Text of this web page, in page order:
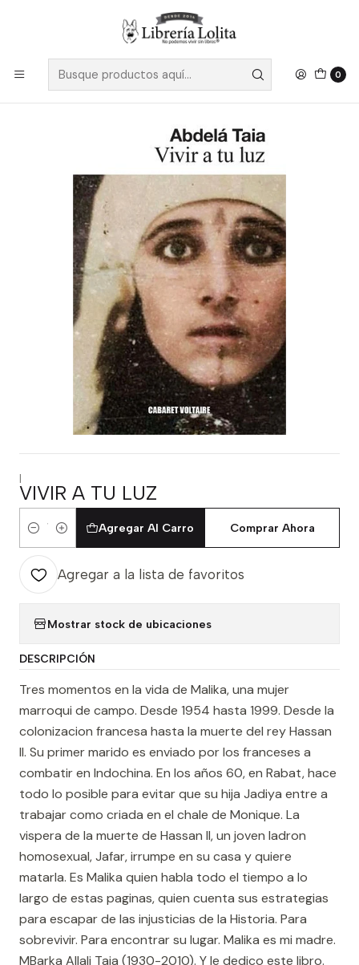
0
Despacho a todo Chile
|
VIVIR A TU LUZ
Cantidad
Agregar Al Carro Comprar Ahora
Agregar a la lista de favoritos
Mostrar stock de ubicaciones
DESCRIPCIÓN
Tres momentos en la vida de Malika, una mujer
marroqui de campo. Desde 1954 hasta 1999. Desde la
colonizacion francesa hasta la muerte del rey Hassan
II. Su primer marido es enviado por los franceses a
combatir en Indochina. En los años 60, en Rabat, hace
todo lo posible para evitar que su hija Jadiya entre a
trabajar como criada en el chale de Monique. La
vispera de la muerte de Hassan II, un joven ladron
homosexual, Jafar, irrumpe en su casa y quiere
matarla. Es Malika quien habla todo el tiempo a lo
largo de estas paginas, quien cuenta sus estrategias
para escapar de las injusticias de la Historia. Para
sobrevivir. Para encontrar su lugar. Malika es mi madre.
MBarka Allali Taia (1930-2010). Y le dedico este libro.